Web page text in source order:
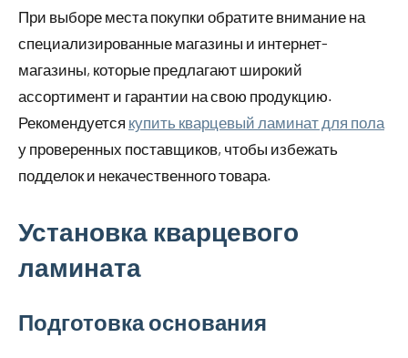
При выборе места покупки обратите внимание на
специализированные магазины и интернет-
магазины, которые предлагают широкий
ассортимент и гарантии на свою продукцию.
Рекомендуется купить кварцевый ламинат для пола
у проверенных поставщиков, чтобы избежать
подделок и некачественного товара.
Установка кварцевого
ламината
Подготовка основания